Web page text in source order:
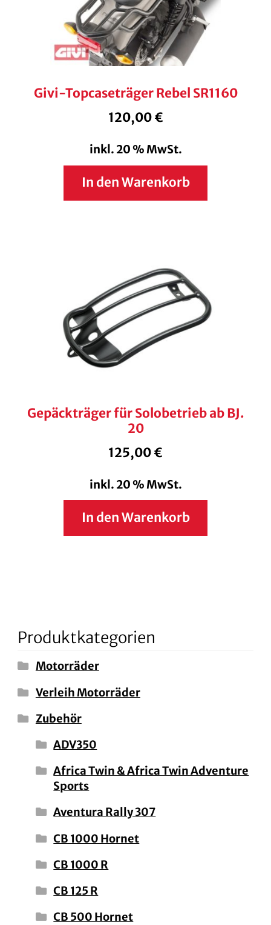
Givi-Topcaseträger Rebel SR1160
120,00€
inkl. 20 % MwSt.
In den Warenkorb
Gepäckträger für Solobetrieb ab BJ.
20
125,00€
inkl. 20 % MwSt.
In den Warenkorb
Produktkategorien
Motorräder
Verleih Motorräder
Zubehör
ADV350
Africa Twin & Africa Twin Adventure
Sports
Aventura Rally 307
CB 1000 Hornet
CB 1000 R
CB 125 R
CB 500 Hornet